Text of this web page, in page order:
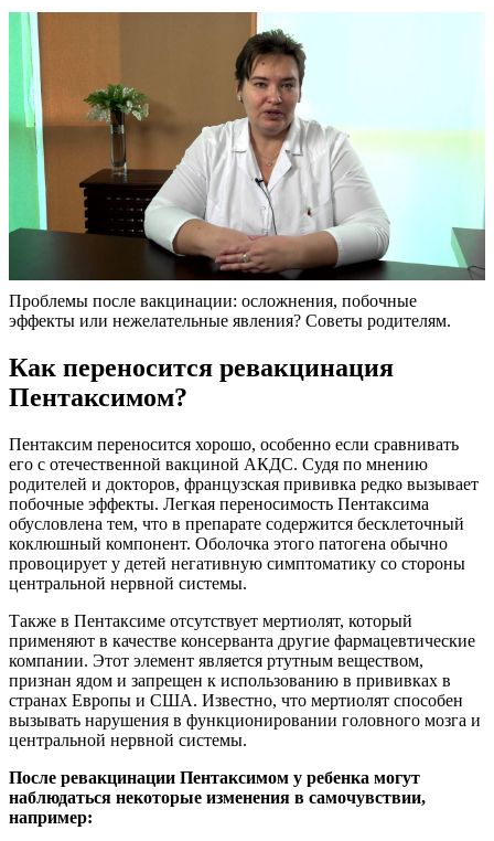
Проблемы после вакцинации: осложнения, побочные
эффекты или нежелательные явления? Советы родителям.
Как переносится ревакцинация
Пентаксимом?
Пентаксим переносится хорошо, особенно если сравнивать
его с отечественной вакциной АКДС. Судя по мнению
родителей и докторов, французская прививка редко вызывает
побочные эффекты. Легкая переносимость Пентаксима
обусловлена тем, что в препарате содержится бесклеточный
коклюшный компонент. Оболочка этого патогена обычно
провоцирует у детей негативную симптоматику со стороны
центральной нервной системы.
Также в Пентаксиме отсутствует мертиолят, который
применяют в качестве консерванта другие фармацевтические
компании. Этот элемент является ртутным веществом,
признан ядом и запрещен к использованию в прививках в
странах Европы и США. Известно, что мертиолят способен
вызывать нарушения в функционировании головного мозга и
центральной нервной системы.
После ревакцинации Пентаксимом у ребенка могут
наблюдаться некоторые изменения в самочувствии,
например: